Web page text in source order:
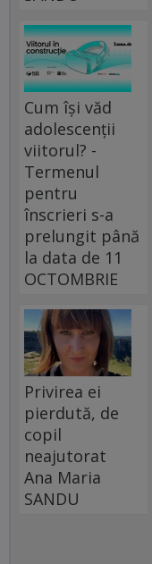
Cum își văd
adolescenții
viitorul? -
Termenul
pentru
înscrieri s-a
prelungit până
la data de 11
OCTOMBRIE
Privirea ei
pierdută, de
copil
neajutorat
Ana Maria
SANDU